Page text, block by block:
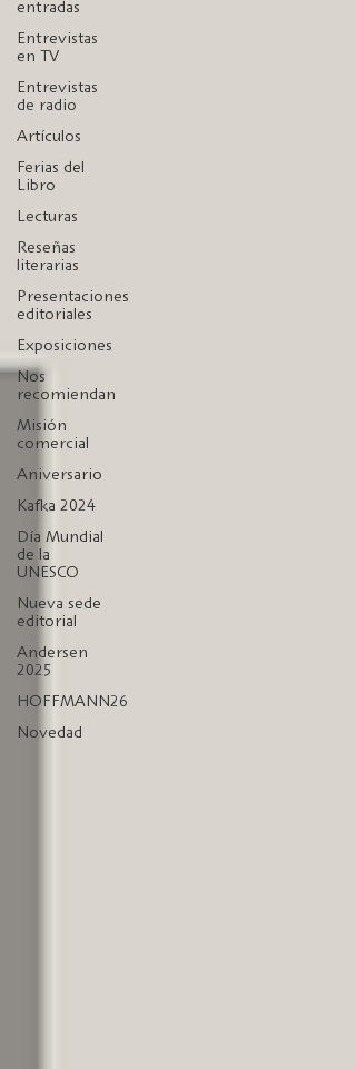
entradas
Entrevistas
en TV
Entrevistas
de radio
Artículos
Ferias del
Libro
Lecturas
Reseñas
literarias
Presentaciones
editoriales
Exposiciones
Nos
recomiendan
Misión
comercial
Aniversario
Kafka 2024
Día Mundial
de la
UNESCO
Nueva sede
editorial
Andersen
2025
HOFFMANN26
Novedad